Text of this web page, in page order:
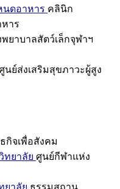
นดอาหาร คลินิก
าร
พยาบาลสัตว์เล็กจุฬาฯ
นย์ส่งเสริมสุขภาวะผู้สูง
กิจเพื่อสังคม
ทยาลัย ศูนย์กีฬาแห่ง
ยาลัย ธรรมสถาน